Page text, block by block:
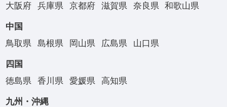
大阪府
兵庫県 京都府 滋賀県 奈良県 和歌山県
中国
鳥取県
島根県 岡山県 広島県 山口県
四国
徳島県
香川県 愛媛県 高知県
九州・沖縄